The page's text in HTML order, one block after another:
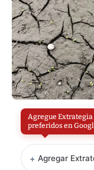
Agregue
preferidos en
+ Agregar